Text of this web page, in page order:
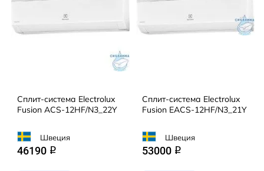
Сплит-система Electrolux
Fusion ACS-12HF/N3_22Y
Швеция
46190 q
Сплит-система Electrolux
Fusion EACS-12HF/N3_21Y
Швеция
53000 q